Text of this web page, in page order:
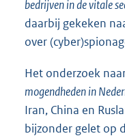
bedrijven in de vitale
daarbij gekeken
over
Het onderzoek
mogendheden in
Iran, China en
bijzonder gelet op